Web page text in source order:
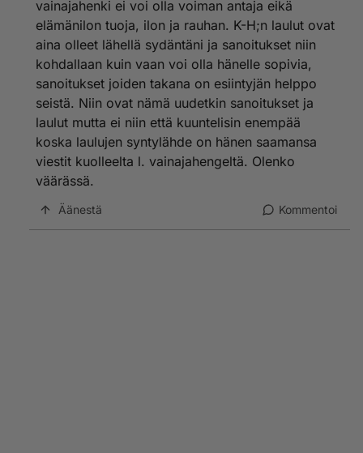
vainajahenki ei voi olla voiman antaja eikä
elämänilon tuoja, ilon ja rauhan. K-H;n laulut ovat
aina olleet lähellä sydäntäni ja sanoitukset niin
kohdallaan kuin vaan voi olla hänelle sopivia,
sanoitukset joiden takana on esiintyjän helppo
seistä. Niin ovat nämä uudetkin sanoitukset ja
laulut mutta ei niin että kuuntelisin enempää
koska laulujen syntylähde on hänen saamansa
viestit kuolleelta l. vainajahengeltä. Olenko
väärässä.
Äänestä Kommentoi